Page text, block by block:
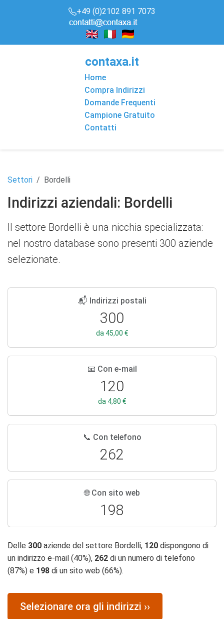
+49 (0)2102 891 7073
contaxa.it
Home
Compra Indirizzi
Domande Frequenti
Campione Gratuito
Contatti
Settori Bordelli
Indirizzi aziendali: Bordelli
Il settore Bordelli è una nicchia specializzata:
nel nostro database sono presenti 300 aziende
selezionate.
📬 Indirizzi postali
300
da 45,00 €
📧 Con e-mail
120
da 4,80 €
📞 Con telefono
262
🌐 Con sito web
198
Delle 300 aziende del settore Bordelli, 120 dispongono di
un indirizzo e-mail (40%), 262 di un numero di telefono
(87%) e 198 di un sito web (66%).
Selezionare ora gli indirizzi ››